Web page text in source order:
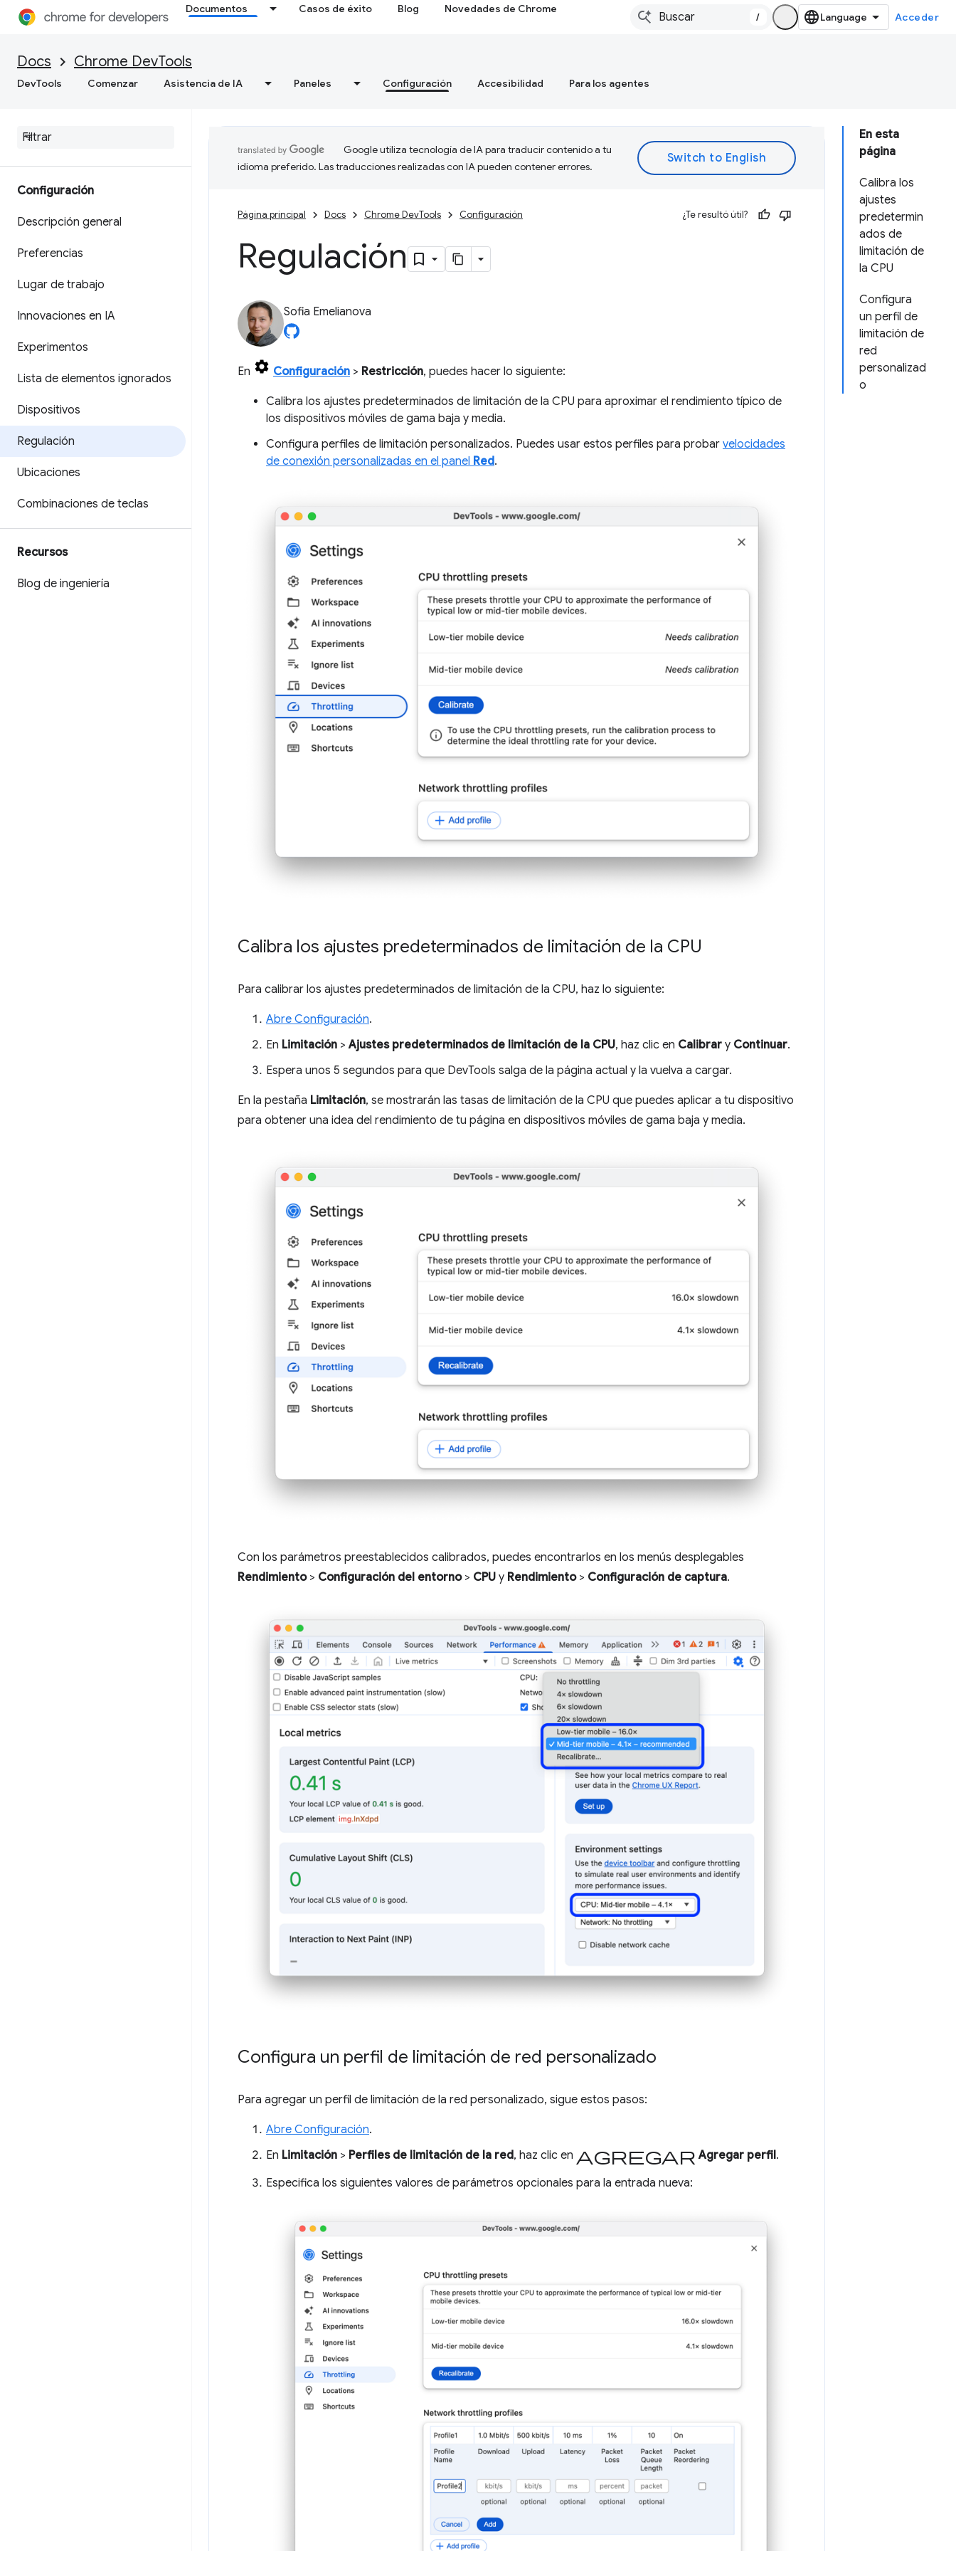
Documentos Casos de éxito Blog Novedades de Chrome
/ Acceder
Docs Chrome DevTools
DevTools Comenzar Asistencia de IA Paneles Configuración Accesibilidad Para los agentes
Configuración
Descripción general
Preferencias
Lugar de trabajo
Innovaciones en IA
Experimentos
Lista de elementos ignorados
Dispositivos
Regulación
Ubicaciones
Combinaciones de teclas
Recursos
Blog de ingeniería
En esta
página
Calibra los
ajustes
predetermin
ados de
limitación de
la CPU
Configura
un perfil de
limitación de
red
personalizad
o
Google utiliza tecnología de IA para traducir contenido a tu
idioma preferido. Las traducciones realizadas con IA pueden contener errores.
Página principal Docs Chrome DevTools Configuración ¿Te resultó útil?
Regulación
Sofia Emelianova
En Configuración > Restricción, puedes hacer lo siguiente:
Calibra los ajustes predeterminados de limitación de la CPU para aproximar el rendimiento típico de
los dispositivos móviles de gama baja y media.
Configura perfiles de limitación personalizados. Puedes usar estos perfiles para probar velocidades
de conexión personalizadas en el panel Red.
Calibra los ajustes predeterminados de limitación de la CPU
Para calibrar los ajustes predeterminados de limitación de la CPU, haz lo siguiente:
Abre Configuración.
En Limitación >Ajustes predeterminados de limitación de la CPU, haz clic en Calibrar y Continuar.
Espera unos 5 segundos para que DevTools salga de la página actual y la vuelva a cargar.
En la pestaña Limitación, se mostrarán las tasas de limitación de la CPU que puedes aplicar a tu dispositivo
para obtener una idea del rendimiento de tu página en dispositivos móviles de gama baja y media.
Con los parámetros preestablecidos calibrados, puedes encontrarlos en los menús desplegables
Rendimiento> Configuración del entorno> CPU y Rendimiento> Configuración de captura.
Configura un perfil de limitación de red personalizado
Para agregar un perfil de limitación de la red personalizado, sigue estos pasos:
Abre Configuración.
En Limitación > Perfiles de limitación de la red, haz clic en Agregar Agregar perfil.
Especifica los siguientes valores de parámetros opcionales para la entrada nueva: